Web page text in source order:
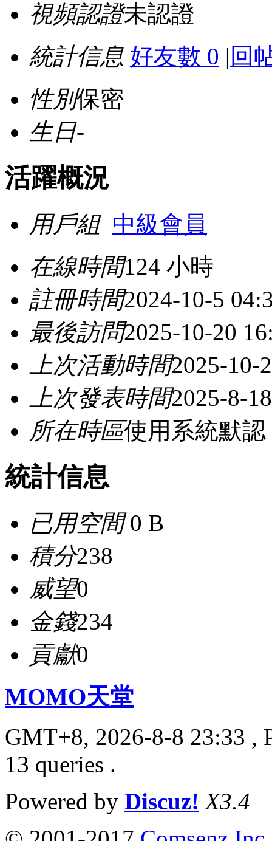
視頻認證未認證
統計信息 好友數 0 | 回
性別保密
生日-
活躍概況
用戶組 中級會員
在線時間124 小時
註冊時間2024-10-5
最後訪問2025-10-20
上次活動時間2025-10-
上次發表時間2025-8-
所在時區使用系統默認
統計信息
已用空間0 B
積分238
威望0
金錢234
貢獻0
MOMO天堂
GMT+8, 2026-8-8 23:33 ,
13 queries .
Powered by Discuz! X3.4